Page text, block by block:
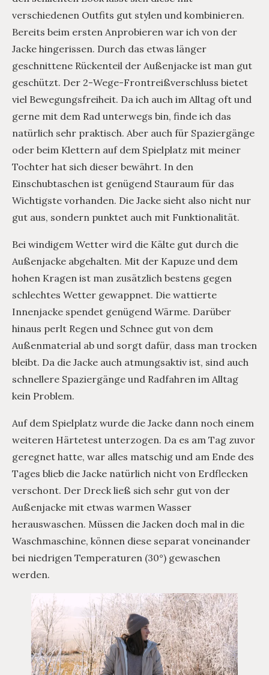
verschiedenen Outfits gut stylen und kombinieren.
Bereits beim ersten Anprobieren war ich von der
Jacke hingerissen. Durch das etwas länger
geschnittene Rückenteil der Außenjacke ist man gut
geschützt. Der 2-Wege-Frontreißverschluss bietet
viel Bewegungsfreiheit. Da ich auch im Alltag oft und
gerne mit dem Rad unterwegs bin, finde ich das
natürlich sehr praktisch. Aber auch für Spaziergänge
oder beim Klettern auf dem Spielplatz mit meiner
Tochter hat sich dieser bewährt. In den
Einschubtaschen ist genügend Stauraum für das
Wichtigste vorhanden. Die Jacke sieht also nicht nur
gut aus, sondern punktet auch mit Funktionalität.
Bei windigem Wetter wird die Kälte gut durch die
Außenjacke abgehalten. Mit der Kapuze und dem
hohen Kragen ist man zusätzlich bestens gegen
schlechtes Wetter gewappnet. Die wattierte
Innenjacke spendet genügend Wärme. Darüber
hinaus perlt Regen und Schnee gut von dem
Außenmaterial ab und sorgt dafür, dass man trocken
bleibt. Da die Jacke auch atmungsaktiv ist, sind auch
schnellere Spaziergänge und Radfahren im Alltag
kein Problem.
Auf dem Spielplatz wurde die Jacke dann noch einem
weiteren Härtetest unterzogen. Da es am Tag zuvor
geregnet hatte, war alles matschig und am Ende des
Tages blieb die Jacke natürlich nicht von Erdflecken
verschont. Der Dreck ließ sich sehr gut von der
Außenjacke mit etwas warmen Wasser
herauswaschen. Müssen die Jacken doch mal in die
Waschmaschine, können diese separat voneinander
bei niedrigen Temperaturen (30°) gewaschen
werden.